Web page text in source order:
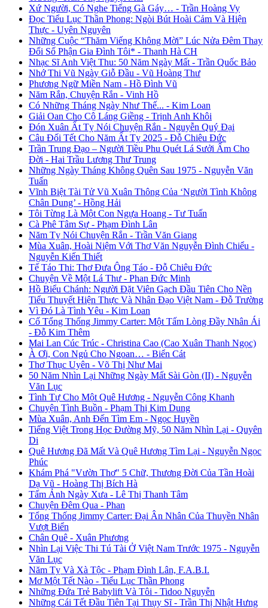
Xứ Người, Có Nghe Tiếng Gà Gáy… - Trần Hoàng Vy
Đọc Tiểu Lục Thần Phong: Ngòi Bút Hoài Cảm Và Hiện
Thực - Uyên Nguyên
Những Cuộc “Thăm Viếng Không Mời” Lúc Nửa Đêm Thay
Đổi Số Phận Gia Đình Tôi* - Thanh Hà CH
Nhạc Sĩ Anh Việt Thu: 50 Năm Ngày Mất - Trần Quốc Bảo
Nhớ Thi Vũ Ngày Giỗ Đầu - Vũ Hoàng Thư
Phương Ngữ Miền Nam - Hồ Đình Vũ
Năm Rắn, Chuyện Rắn - Vinh Hồ
Có Những Tháng Ngày Như Thế... - Kim Loan
Giải Oan Cho Cô Láng Giềng - Trịnh Anh Khôi
Đón Xuân Ất Tỵ Nói Chuyện Rắn - Nguyễn Quý Đại
Câu Đối Tết Cho Năm Ất Tỵ 2025 - Đỗ Chiêu Đức
Trần Trung Đạo – Người Tiều Phu Quét Lá Sưởi Ấm Cho
Đời - Hai Trầu Lương Thư Trung
Những Ngày Tháng Không Quên Sau 1975 - Nguyễn Văn
Tuấn
Vĩnh Biệt Tài Tử Vũ Xuân Thông Của ‘Người Tình Không
Chân Dung’ - Hồng Hải
Tôi Từng Là Một Con Ngựa Hoang - Tư Tuấn
Cà Phê Tâm Sự - Phạm Đình Lân
Năm Tỵ Nói Chuyện Rắn - Trần Văn Giang
Mùa Xuân, Hoài Niệm Với Thơ Văn Nguyễn Đình Chiểu -
Nguyễn Kiến Thiết
Tế Táo Thi: Thơ Đưa Ông Táo - Đỗ Chiêu Đức
Chuyện Về Một Lá Thư - Phan Đức Minh
Hồ Biểu Chánh: Người Đặt Viên Gạch Đầu Tiên Cho Nền
Tiểu Thuyết Hiện Thực Và Nhân Đạo Việt Nam - Đỗ Trường
Vì Đó Là Tình Yêu - Kim Loan
Cố Tổng Thống Jimmy Carter: Một Tấm Lòng Đầy Nhân Ái
- Đỗ Kim Thêm
Mai Lan Cúc Trúc - Christina Cao (Cao Xuân Thanh Ngọc)
À Ơi, Con Ngủ Cho Ngoan… - Biển Cát
Thơ Thục Uyên - Võ Thị Như Mai
50 Năm Nhìn Lại Những Ngày Mất Sài Gòn (II) - Nguyễn
Văn Lục
Tình Tự Cho Một Quê Hương - Nguyễn Công Khanh
Chuyện Tình Buồn - Phạm Thị Kim Dung
Mùa Xuân, Anh Đến Tìm Em - Ngọc Huyền
Tiếng Việt Trong Học Đường Mỹ, 50 Năm Nhìn Lại - Quyên
Di
Quê Hương Đã Mất Và Quê Hương Tìm Lại - Nguyễn Ngọc
Phúc
Khám Phá "Vườn Thơ" 5 Chữ, Thương Đời Của Tần Hoài
Dạ Vũ - Hoàng Thị Bích Hà
Tấm Ảnh Ngày Xưa - Lê Thị Thanh Tâm
Chuyện Đêm Qua - Phan
Tổng Thống Jimmy Carter: Đại Ân Nhân Của Thuyền Nhân
Vượt Biển
Chân Quê - Xuân Phương
Nhìn Lại Việc Thi Tú Tài Ở Việt Nam Trước 1975 - Nguyễn
Văn Lục
Năm Tỵ Và Xà Tộc - Phạm Đình Lân, F.A.B.I.
Mơ Một Tết Nào - Tiểu Lục Thần Phong
Những Đứa Trẻ Babylift Và Tôi - Tidoo Nguyễn
Những Cái Tết Đầu Tiên Tại Thụy Sĩ - Trần Thị Nhật Hưng